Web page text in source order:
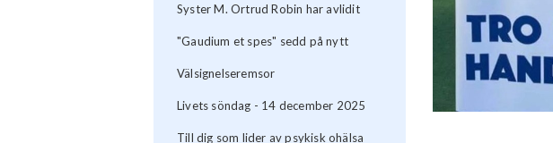
Syster M. Ortrud Robin har avlidit
"Gaudium et spes" sedd på nytt
Välsignelseremsor
Livets söndag - 14 december 2025
Till dig som lider av psykisk ohälsa